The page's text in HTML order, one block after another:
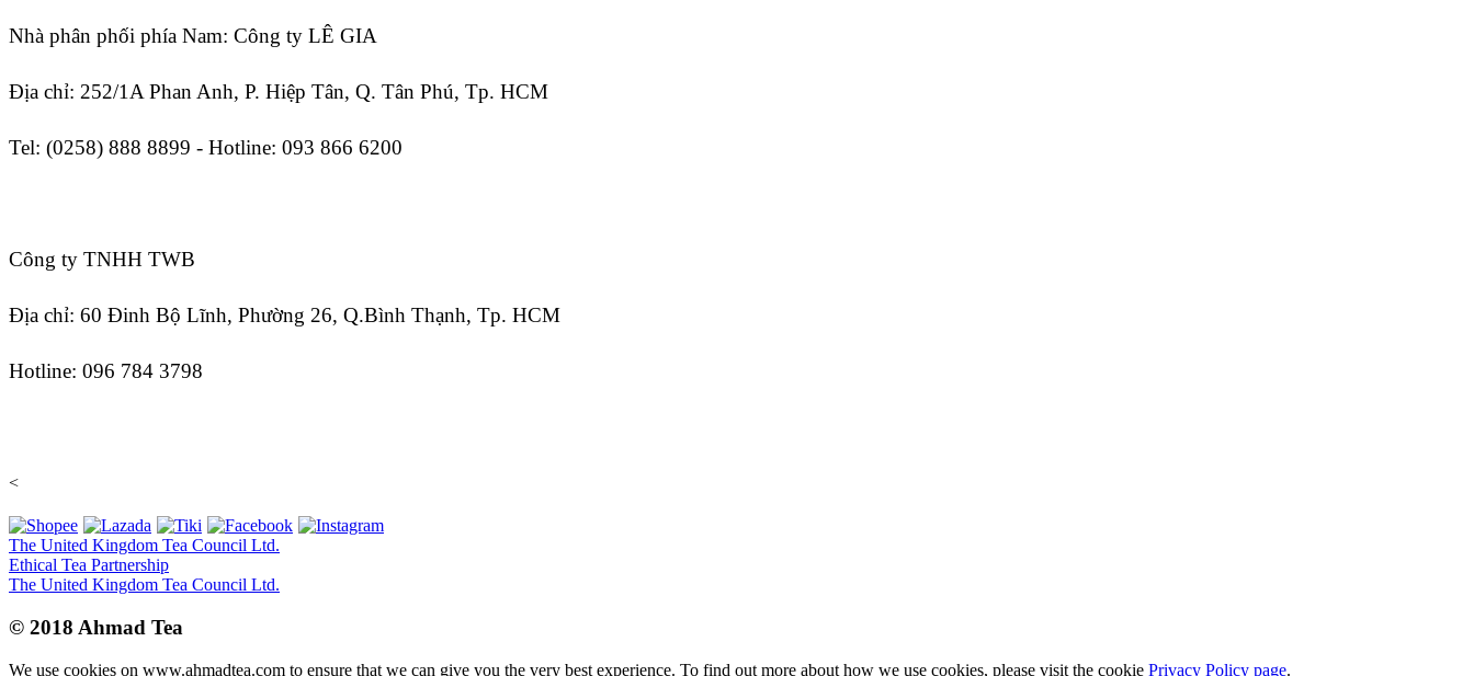
Nhà phân phối phía Nam: Công ty LÊ GIA
Địa chỉ: 252/1A Phan Anh, P. Hiệp Tân, Q. Tân Phú, Tp. HCM
Tel: (0258) 888 8899 - Hotline: 093 866 6200
Công ty TNHH TWB
Địa chỉ: 60 Đinh Bộ Lĩnh, Phường 26, Q.Bình Thạnh, Tp. HCM
Hotline: 096 784 3798
<
The United Kingdom Tea Council Ltd.
Ethical Tea Partnership
The United Kingdom Tea Council Ltd.
© 2018 Ahmad Tea
We use cookies on www.ahmadtea.com to ensure that we can give you the very best experience. To find out more about how we use cookies, please visit the cookie Privacy Policy page.